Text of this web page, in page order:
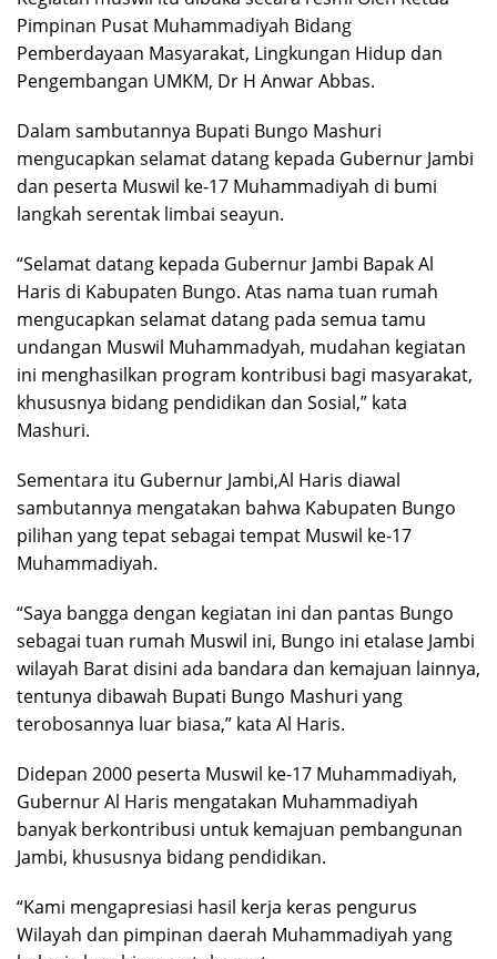
Pimpinan Pusat Muhammadiyah Bidang
Pemberdayaan Masyarakat, Lingkungan Hidup dan
Pengembangan UMKM, Dr H Anwar Abbas.
Dalam sambutannya Bupati Bungo Mashuri
mengucapkan selamat datang kepada Gubernur Jambi
dan peserta Muswil ke-17 Muhammadiyah di bumi
langkah serentak limbai seayun.
“Selamat datang kepada Gubernur Jambi Bapak Al
Haris di Kabupaten Bungo. Atas nama tuan rumah
mengucapkan selamat datang pada semua tamu
undangan Muswil Muhammadyah, mudahan kegiatan
ini menghasilkan program kontribusi bagi masyarakat,
khususnya bidang pendidikan dan Sosial,” kata
Mashuri.
Sementara itu Gubernur Jambi,Al Haris diawal
sambutannya mengatakan bahwa Kabupaten Bungo
pilihan yang tepat sebagai tempat Muswil ke-17
Muhammadiyah.
“Saya bangga dengan kegiatan ini dan pantas Bungo
sebagai tuan rumah Muswil ini, Bungo ini etalase Jambi
wilayah Barat disini ada bandara dan kemajuan lainnya,
tentunya dibawah Bupati Bungo Mashuri yang
terobosannya luar biasa,” kata Al Haris.
Didepan 2000 peserta Muswil ke-17 Muhammadiyah,
Gubernur Al Haris mengatakan Muhammadiyah
banyak berkontribusi untuk kemajuan pembangunan
Jambi, khususnya bidang pendidikan.
“Kami mengapresiasi hasil kerja keras pengurus
Wilayah dan pimpinan daerah Muhammadiyah yang